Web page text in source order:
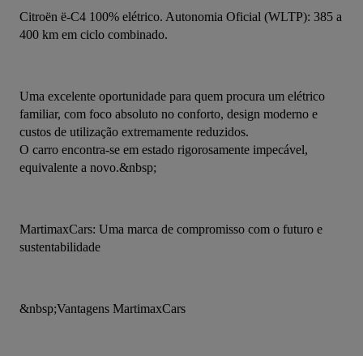
Citroën ë-C4 100% elétrico. Autonomia Oficial (WLTP): 385 a
400 km em ciclo combinado.
Uma excelente oportunidade para quem procura um elétrico
familiar, com foco absoluto no conforto, design moderno e
custos de utilização extremamente reduzidos.
​O carro encontra-se em estado rigorosamente impecável,
equivalente a novo.&nbsp;
MartimaxCars: Uma marca de compromisso com o futuro e
sustentabilidade
&nbsp;Vantagens MartimaxCars